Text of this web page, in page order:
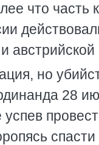
что
но
28